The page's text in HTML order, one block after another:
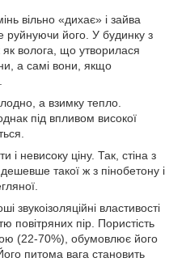
вільно «дихає» і зайва
руйнуючи його. У будинку з
волога, що утворилася
а самі вони, якщо
а взимку тепло.
під впливом високої
і невисоку ціну. Так, стіна з
такої ж з пінобетону і
звукоізоляційні властивості
повітряних пір. Пористість
(22-70%), обумовлює його
питома вага становить